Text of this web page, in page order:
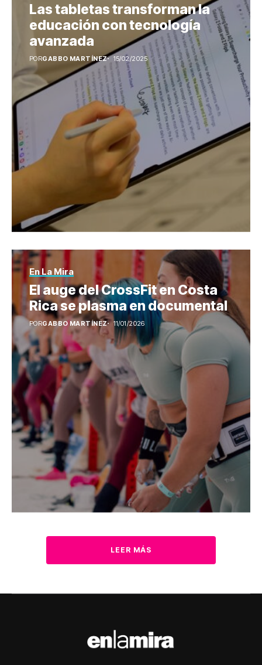
Las tabletas transforman la
educación con tecnología
avanzada
PORGABBO MARTÍNEZ 15/02/2025
En La Mira
El auge del CrossFit en Costa
Rica se plasma en documental
PORGABBO MARTÍNEZ 11/01/2026
LEER MÁS